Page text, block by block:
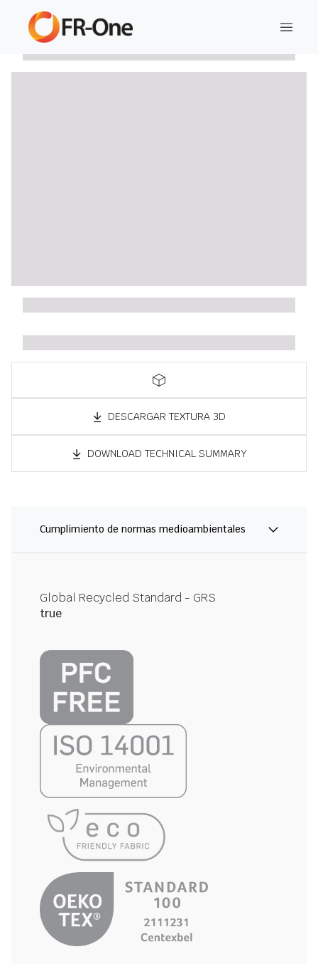
DESCARGAR TEXTURA 3D
DOWNLOAD TECHNICAL SUMMARY
Cumplimiento de normas medioambientales
Global Recycled Standard - GRS
true